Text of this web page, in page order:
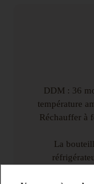
DDM : 36
température
Réchauffer à
La